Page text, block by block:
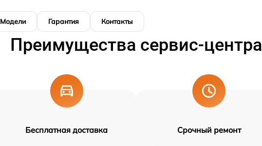
Модели Гарантия Контакты
Преимущества сервис-центра
Бесплатная доставка Срочный ремонт